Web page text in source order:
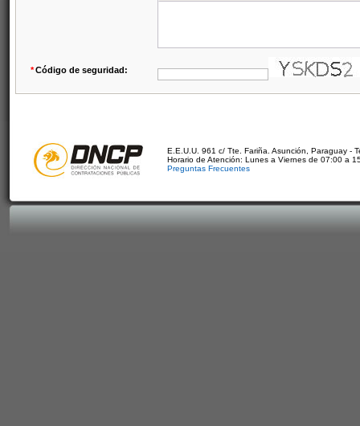
*Código de seguridad:
E.E.U.U. 961 c/ Tte. Fariña. Asunción, Paraguay -
Horario de Atención: Lunes a Viernes de 07:00 a
Preguntas Frecuentes